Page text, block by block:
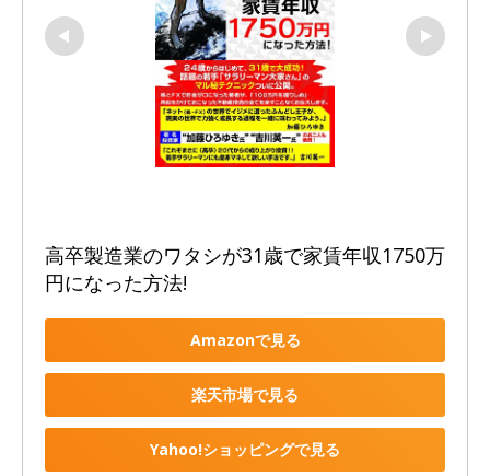
高卒製造業のワタシが31歳で家賃年収1750万
円になった方法!
Amazonで見る
楽天市場で見る
Yahoo!ショッピングで見る